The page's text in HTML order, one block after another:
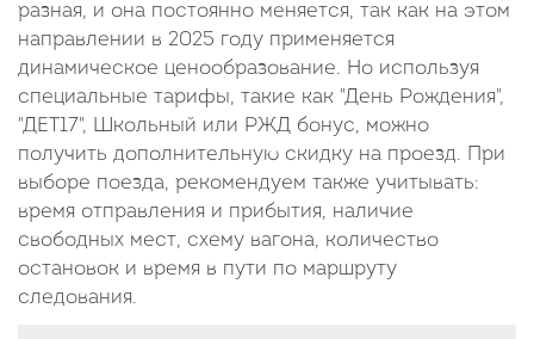
разная, и она постоянно меняется, так как на этом
направлении в 2025 году применяется
динамическое ценообразование. Но используя
специальные тарифы, такие как "День Рождения",
"ДЕТ17", Школьный или РЖД бонус, можно
получить дополнительную скидку на проезд. При
выборе поезда, рекомендуем также учитывать:
время отправления и прибытия, наличие
свободных мест, схему вагона, количество
остановок и время в пути по маршруту
следования.